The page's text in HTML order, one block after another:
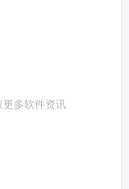
更多软件资讯